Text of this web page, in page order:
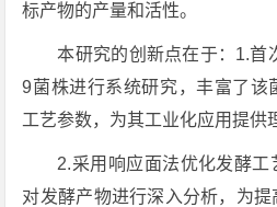
标产物的产量和活性。
本研究的创新点在于：1.首
9菌株进行系统研究，丰富了该
工艺参数，为其工业化应用提供
2.采用响应面法优化发酵
对发酵产物进行深入分析，为